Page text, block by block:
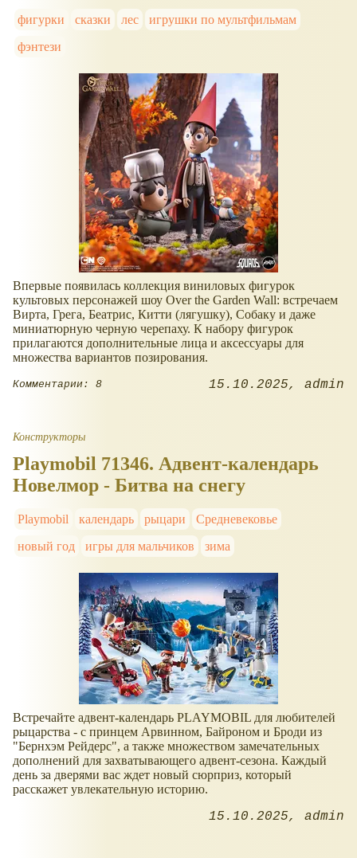
фигурки сказки лес
игрушки по мультфильмам
фэнтези
Впервые появилась коллекция виниловых фигурок
культовых персонажей шоу Over the Garden Wall: встречаем
Вирта, Грега, Беатрис, Китти (лягушку), Собаку и даже
миниатюрную черную черепаху. К набору фигурок
прилагаются дополнительные лица и аксессуары для
множества вариантов позирования.
Комментарии: 8 15.10.2025 admin
Конструкторы
Playmobil 71346. Адвент-календарь
Новелмор - Битва на снегу
Playmobil календарь рыцари
Средневековье
новый год
игры для мальчиков зима
Встречайте адвент-календарь PLAYMOBIL для любителей
рыцарства - с принцем Арвинном, Байроном и Броди из
"Бернхэм Рейдерс", а также множеством замечательных
дополнений для захватывающего адвент-сезона. Каждый
день за дверями вас ждет новый сюрприз, который
расскажет увлекательную историю.
15.10.2025 admin